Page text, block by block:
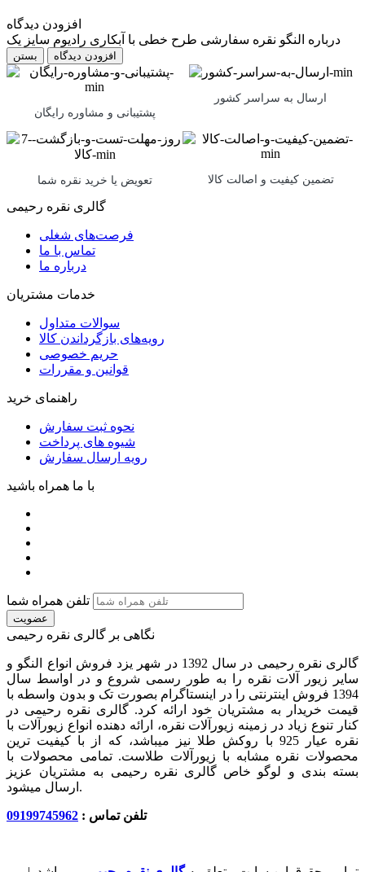
افزودن دیدگاه
درباره النگو نقره سفارشی طرح خطی با آبکاری رادیوم سایز یک
بستن
پشتیبانی و مشاوره رایگان
ارسال به سراسر کشور
تعویض یا خرید نقره شما تضمین کیفیت و اصالت کالا
گالری نقره رحیمی
فرصت‌های شغلی
تماس با ما
درباره ما
خدمات مشتریان
سوالات متداول
رویه‌های بازگرداندن کالا
حریم خصوصی
قوانین و مقررات
راهنمای خرید
نحوه ثبت سفارش
شیوه های پرداخت
رویه ارسال سفارش
با ما همراه باشید
تلفن همراه شما
عضویت
نگاهی بر گالری نقره رحیمی
گالری نقره رحیمی در سال 1392 در شهر یزد فروش انواع النگو و
سایر زیور آلات نقره را به طور رسمی شروع و در اواسط سال
1394 فروش اینترنتی را در اینستاگرام بصورت تک و بدون واسطه با
قیمت خریدار به مشتریان خود ارائه کرد. گالری نقره رحیمی در
کنار تنوع زیاد در زمینه زیورآلات نقره، ارائه دهنده انواع زیورآلات با
نقره عیار 925 با روکش طلا نیز میباشد، که از با کیفیت‏ ترین
محصولات نقره مشابه با زیورآلات طلاست. تمامی محصولات با
بسته بندی و لوگو خاص گالری نقره رحیمی به مشتریان عزیز
ارسال میشود.
تلفن تماس : 09199745962